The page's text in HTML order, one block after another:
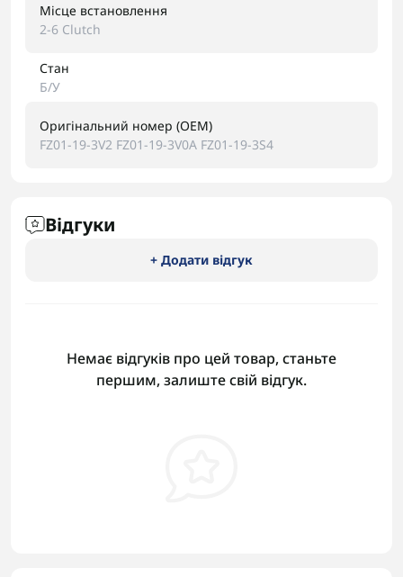
Місце встановлення
2-6 Clutch
Стан
Б/У
Оригінальний номер (OEM)
FZ01-19-3V2 FZ01-19-3V0A FZ01-19-3S4
Відгуки
+ Додати відгук
Немає відгуків про цей товар, станьте
першим, залиште свій відгук.